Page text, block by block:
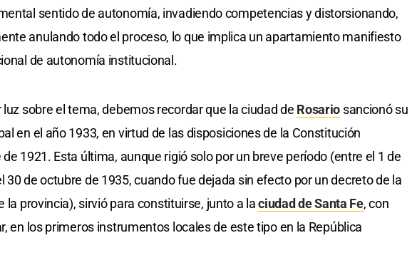
sentido de autonomía, invadiendo competencias y distorsionando,
anulando todo el proceso, lo que implica un apartamiento manifiesto
de autonomía institucional.
sobre el tema, debemos recordar que la ciudad de Rosario sancionó su
en el año 1933, en virtud de las disposiciones de la Constitución
1921. Esta última, aunque rigió solo por un breve período (entre el 1 de
30 de octubre de 1935, cuando fue dejada sin efecto por un decreto de la
la provincia), sirvió para constituirse, junto a laciudad de Santa Fe, con
en los primeros instrumentos locales de este tipo en la República